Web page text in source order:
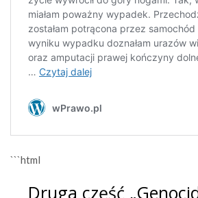
```html
Druga część